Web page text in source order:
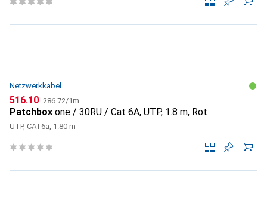
Netzwerkkabel
CHF
516.10 CHF
286.72/1m
Patchbox one / 30RU / Cat 6A, UTP, 1.8 m, Rot
UTP, CAT6a, 1.80 m